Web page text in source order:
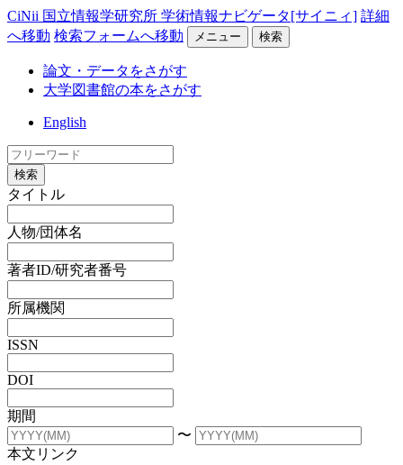
CiNii 国立情報学研究所 学術情報ナビゲータ[サイニィ] 詳細
へ移動 検索フォームへ移動 メニュー 検索
論文・データをさがす
大学図書館の本をさがす
English
検索
タイトル
人物/団体名
著者ID/研究者番号
所属機関
ISSN
DOI
期間
〜
本文リンク